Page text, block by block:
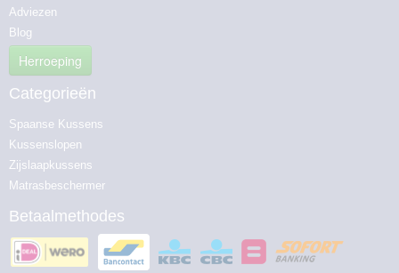
Adviezen
Blog
Herroeping
Categorieën
Spaanse Kussens
Kussenslopen
Zijslaapkussens
Matrasbeschermer
Betaalmethodes